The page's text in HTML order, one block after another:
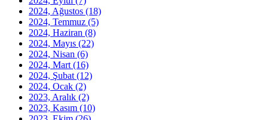
2024, Ağustos (18)
2024, Temmuz (5)
2024, Haziran (8)
2024, Mayıs (22)
2024, Nisan (6)
2024, Mart (16)
2024, Şubat (12)
2024, Ocak (2)
2023, Aralık (2)
2023, Kasım (10)